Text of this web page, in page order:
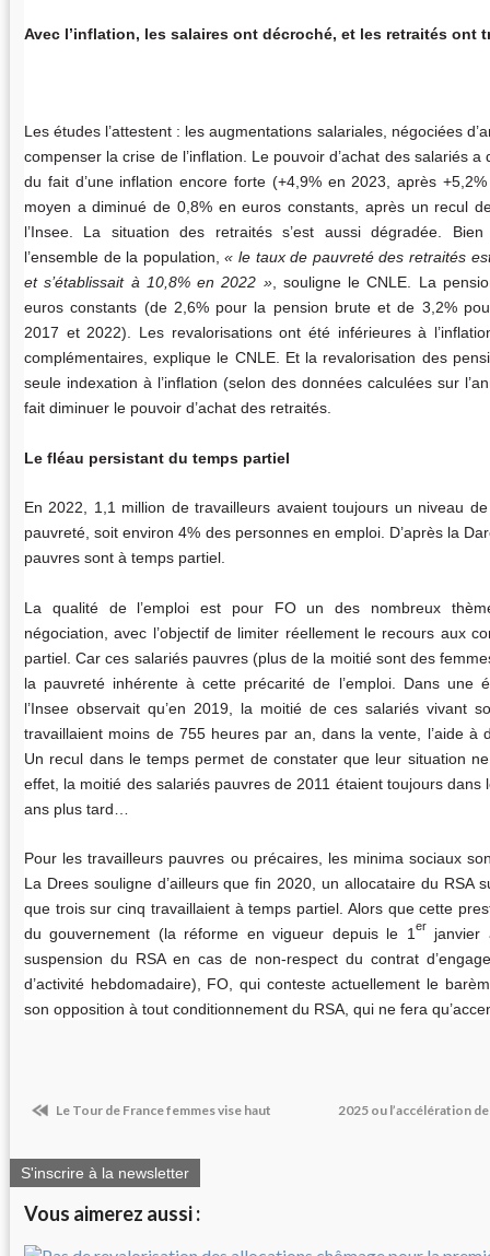
Avec l’inflation, les salaires ont décroché, et les retraités ont
Les études l’attestent : les augmentations salariales, négociées
compenser la crise de l’inflation. Le pouvoir d’achat des salariés
du fait d’une inflation encore forte (+4,9% en 2023, après
moyen a diminué de 0,8% en euros constants, après un recul
l’Insee. La situation des retraités s’est aussi dégradée.
l’ensemble de la population,
le taux de pauvreté des retraités
et s’établissait à 10,8% en 2022
, souligne le CNLE. La
euros constants (de 2,6% pour la pension brute et de 3,2%
2017 et 2022). Les revalorisations ont été inférieures à
complémentaires, explique le CNLE. Et la revalorisation des
seule indexation à l’inflation (selon des données calculées sur
fait diminuer le pouvoir d’achat des retraités.
Le fléau persistant du temps partiel
En 2022, 1,1 million de travailleurs avaient toujours un niveau
pauvreté, soit environ 4% des personnes en emploi. D’après la
pauvres sont à temps partiel.
La qualité de l’emploi est pour FO un des nombreux
négociation, avec l’objectif de limiter réellement le recours aux
partiel. Car ces salariés pauvres (plus de la moitié sont des
la pauvreté inhérente à cette précarité de l’emploi. Dans une
l’Insee observait qu’en 2019, la moitié de ces salariés vivant
travaillaient moins de 755 heures par an, dans la vente, l’aide à
Un recul dans le temps permet de constater que leur situation
effet, la moitié des salariés pauvres de 2011 étaient toujours dans
ans plus tard…
Pour les travailleurs pauvres ou précaires, les minima sociaux
La Drees souligne d’ailleurs que fin 2020, un allocataire du RSA
que trois sur cinq travaillaient à temps partiel. Alors que cette
du gouvernement (la réforme en vigueur depuis le 1 er
janvier
suspension du RSA en cas de non-respect du contrat
d’activité hebdomadaire), FO, qui conteste actuellement le
son opposition à tout conditionnement du RSA, qui ne fera
Le Tour de France femmes vise haut 2025 ou l’accélération
S'inscrire à la newsletter
Vous aimerez aussi :